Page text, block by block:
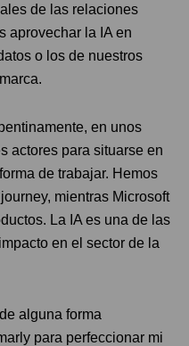
de las relaciones
aprovechar la IA en
o los de nuestros
en unos
actores para situarse en
de trabajar. Hemos
mientras Microsoft
La IA es una de las
en el sector de la
alguna forma
para perfeccionar mi